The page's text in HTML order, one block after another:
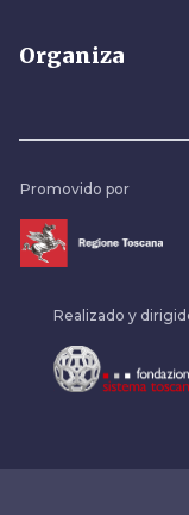
Organiza
Promovido por
Realizado y